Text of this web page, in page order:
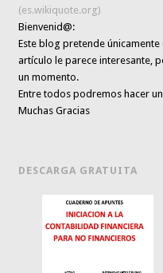
(es.wikiquote.org)
Bienvenid@:
Este blog pretende únicamente
artículo le parece interesante,
un momento.
Entre todos podremos hacer
Muchas Gracias
DESCARGA GRATUITA